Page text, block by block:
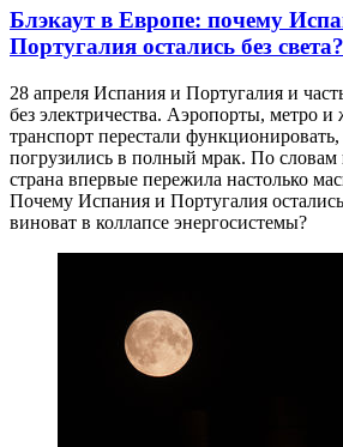
Блэкаут в Европе: почему
Португалия остались без света?
28 апреля Испания и Португалия и
без электричества. Аэропорты, метро
транспорт перестали
погрузились в полный мрак. По словам
страна впервые пережила настолько
Почему Испания и Португалия остались
виноват в коллапсе энергосистемы?